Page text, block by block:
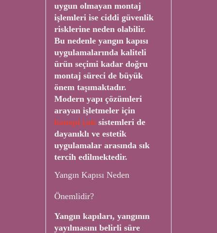
uygun olmayan montaj
işlemleri ise ciddi güvenlik
risklerine neden olabilir.
Bu nedenle yangın kapısı
uygulamalarında kaliteli
ürün seçimi kadar doğru
montaj süreci de büyük
önem taşımaktadır.
Modern yapı çözümleri
arayan işletmeler için
kanopi çatı sistemleri de
dayanıklı ve estetik
uygulamalar arasında sık
tercih edilmektedir.
Yangın Kapısı Neden
Önemlidir?
Yangın kapıları, yangının
yayılmasını belirli süre